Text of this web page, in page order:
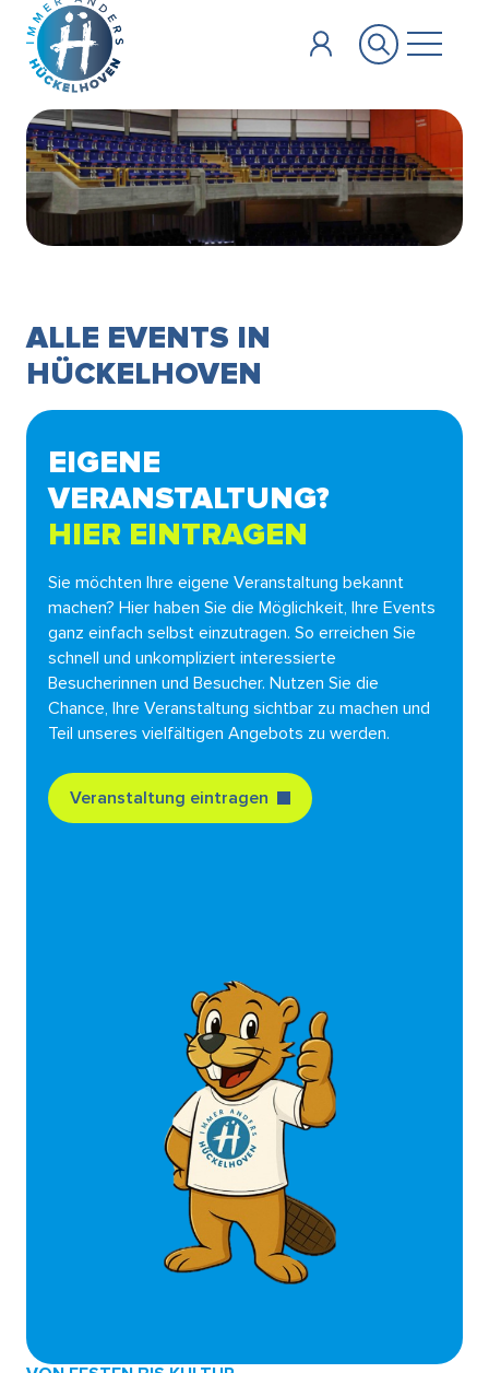
Zum Hauptinhalt springen
ALLE EVENTS IN
HÜCKELHOVEN
EIGENE
VERANSTALTUNG?
HIER EINTRAGEN
Sie möchten Ihre eigene Veranstaltung bekannt
machen? Hier haben Sie die Möglichkeit, Ihre Events
ganz einfach selbst einzutragen. So erreichen Sie
schnell und unkompliziert interessierte
Besucherinnen und Besucher. Nutzen Sie die
Chance, Ihre Veranstaltung sichtbar zu machen und
Teil unseres vielfältigen Angebots zu werden.
Veranstaltung eintragen